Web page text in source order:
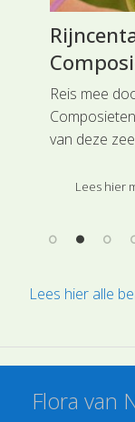
Reis mee
van deze
Nijmegen.
Lees hier
Lees hier alle
Flora van